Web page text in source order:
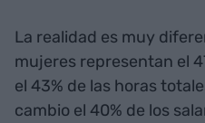
La realidad es muy
mujeres representan el
el 43% de las horas
cambio el 40% de los